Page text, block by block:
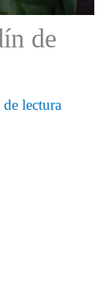
de
lectura